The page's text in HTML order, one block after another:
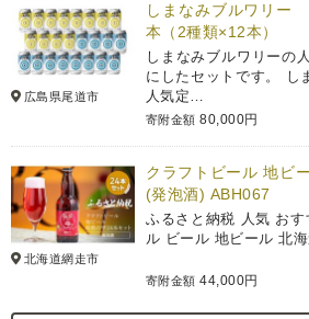
広島県尾道市
しまなみブルワリー
本（2種類×12本）
しまなみブルワリーの
にしたセットです。 し
人気定…
寄附金額 80,000円
北海道網走市
クラフトビール 地ビ
(発泡酒) ABH067
ふるさと納税 人気 お
ル ビール 地ビール 北
寄附金額 44,000円